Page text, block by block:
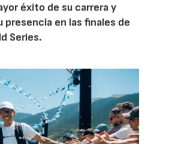
éxito de su carrera y
presencia en las finales de
Series.